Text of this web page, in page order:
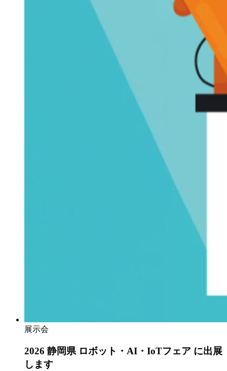
展示会
2026 静岡県 ロボット・AI・IoTフェア に出展
します